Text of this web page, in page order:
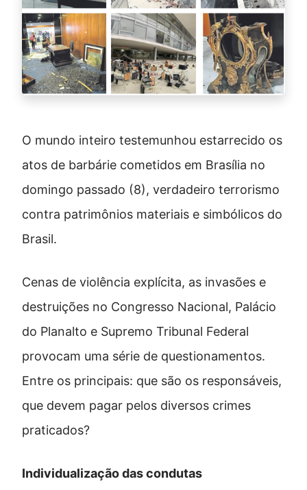
O mundo inteiro testemunhou estarrecido os
atos de barbárie cometidos em Brasília no
domingo passado (8), verdadeiro terrorismo
contra patrimônios materiais e simbólicos do
Brasil.
Cenas de violência explícita, as invasões e
destruições no Congresso Nacional, Palácio
do Planalto e Supremo Tribunal Federal
provocam uma série de questionamentos.
Entre os principais: que são os responsáveis,
que devem pagar pelos diversos crimes
praticados?
Individualização das condutas